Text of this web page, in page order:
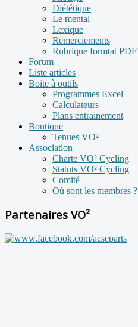
Diététique
Le mental
Lexique
Remerciements
Rubrique formtat PDF
Forum
Liste articles
Boite à outils
Programmes Excel
Calculateurs
Plans entrainement
Boutique
Tenues VO²
Association
Charte VO² Cycling
Statuts VO² Cycling
Comité
Où sont les membres ?
Partenaires VO²